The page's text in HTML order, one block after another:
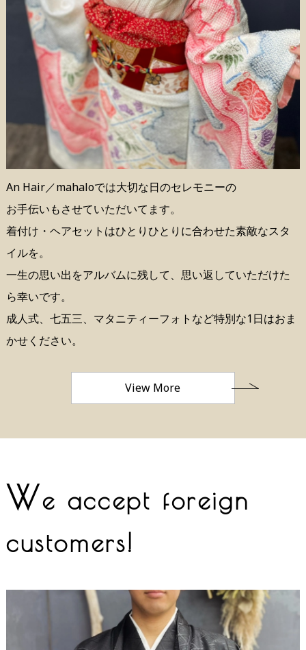
An Hair／mahaloでは大切な日のセレモニーの
お手伝いもさせていただいてます。
着付け・ヘアセットはひとりひとりに合わせた素敵なスタ
イルを。
一生の思い出をアルバムに残して、思い返していただけた
ら幸いです。
成人式、七五三、マタニティーフォトなど特別な1日はおま
かせください。
View More
We accept foreign
customers!